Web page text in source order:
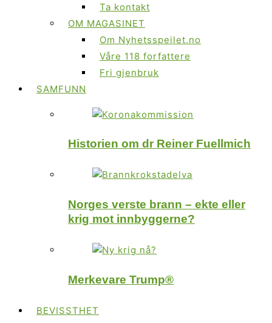
Ta kontakt
OM MAGASINET
Om Nyhetsspeilet.no
Våre 118 forfattere
Fri gjenbruk
SAMFUNN
Historien om dr Reiner Fuellmich
Norges verste brann – ekte eller
krig mot innbyggerne?
Merkevare Trump®
BEVISSTHET